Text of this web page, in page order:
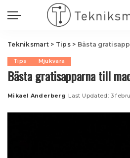
Tekniksmart> Tips> Bästa
Tips Mjukvara
Bästa gratisapparna till
Posted
Mikael Anderberg Last Updated: 3